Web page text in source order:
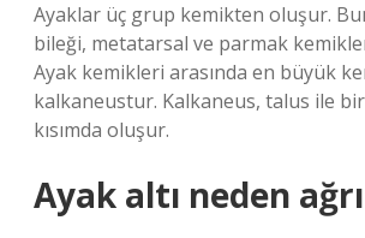
Ayaklar üç grup kemikten oluşur.
bileği, metatarsal ve parmak
Ayak kemikleri arasında en büyük
kalkaneustur. Kalkaneus, talus ile
kısımda oluşur.
Ayak altı neden